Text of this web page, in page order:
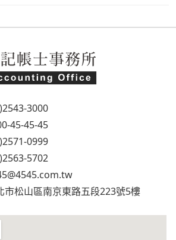
3000
45-45-45
0999
5702
市松山區南京東路五段223號5樓